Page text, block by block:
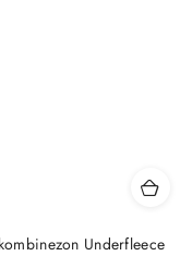
Underfleece